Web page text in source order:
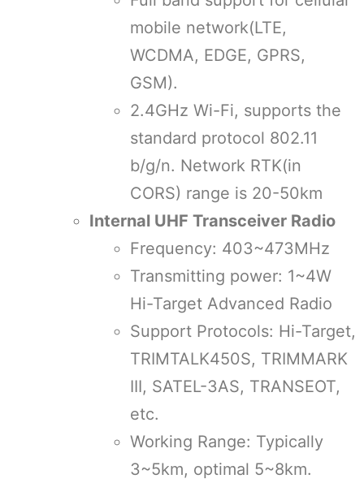
mobile network(LTE,
WCDMA, EDGE, GPRS,
GSM).
2.4GHz Wi-Fi, supports the
standard protocol 802.11
b/g/n. Network RTK(in
CORS) range is 20-50km
Internal UHF Transceiver Radio
Frequency: 403~473MHz
Transmitting power: 1~4W
Hi-Target Advanced Radio
Support Protocols: Hi-Target,
TRIMTALK450S, TRIMMARK
III, SATEL-3AS, TRANSEOT,
etc.
Working Range: Typically
3~5km, optimal 5~8km.